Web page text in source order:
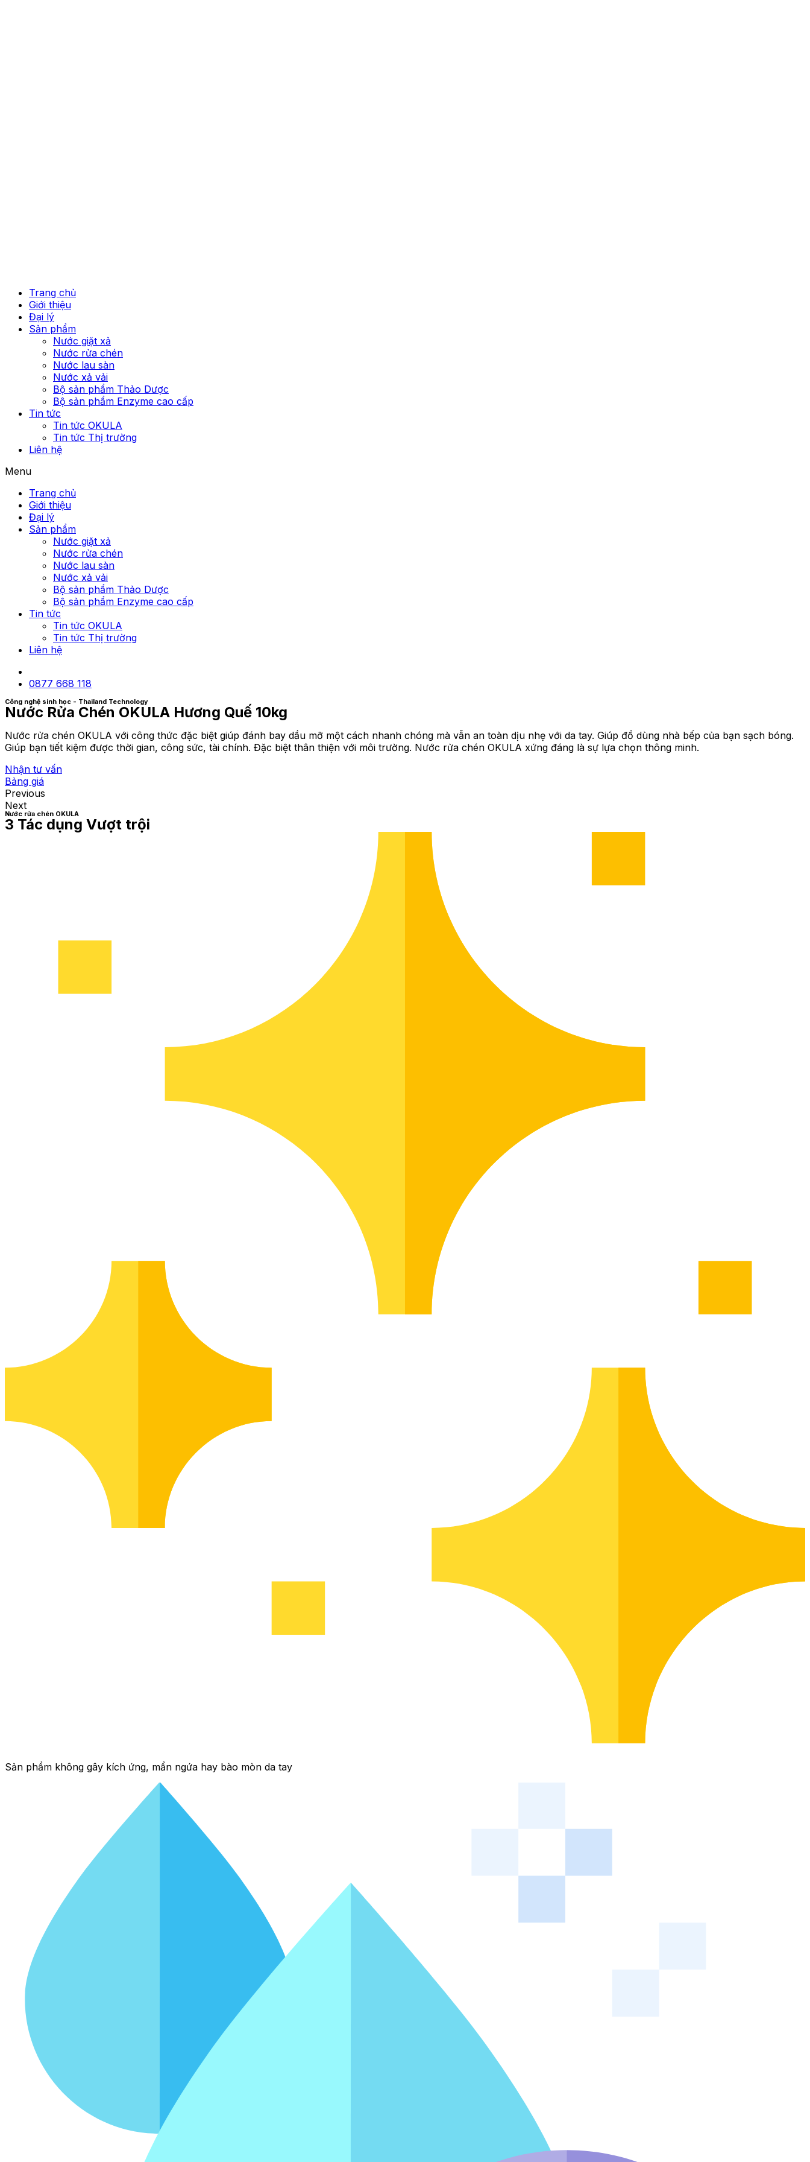
Trang chủ
Giới thiệu
Đại lý
Sản phẩm
Nước giặt xả
Nước rửa chén
Nước lau sàn
Nước xả vải
Bộ sản phẩm Thảo Dược
Bộ sản phẩm Enzyme cao cấp
Tin tức
Tin tức OKULA
Tin tức Thị trường
Liên hệ
Menu
Trang chủ
Giới thiệu
Đại lý
Sản phẩm
Nước giặt xả
Nước rửa chén
Nước lau sàn
Nước xả vải
Bộ sản phẩm Thảo Dược
Bộ sản phẩm Enzyme cao cấp
Tin tức
Tin tức OKULA
Tin tức Thị trường
Liên hệ
0877 668 118
Công nghệ sinh học - Thailand Technology
Nước Rửa Chén OKULA Hương Quế 10kg
Nước rửa chén OKULA với công thức đặc biệt giúp đánh bay dầu mỡ một cách nhanh chóng mà vẫn an toàn dịu nhẹ với da tay. Giúp đồ dùng nhà bếp của bạn sạch bóng.
Giúp bạn tiết kiệm được thời gian, công sức, tài chính. Đặc biệt thân thiện với môi trường. Nước rửa chén OKULA xứng đáng là sự lựa chọn thông minh.
Nhận tư vấn
Bảng giá
Previous
Next
Nước rửa chén OKULA
3 Tác dụng Vượt trội
Sản phẩm không gây kích ứng, mẩn ngứa hay bào mòn da tay